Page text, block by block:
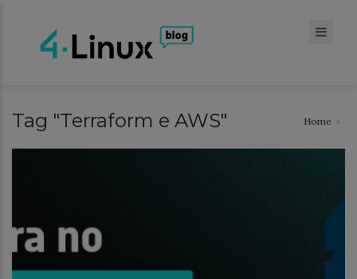
Tag "Terraform e AWS" Home